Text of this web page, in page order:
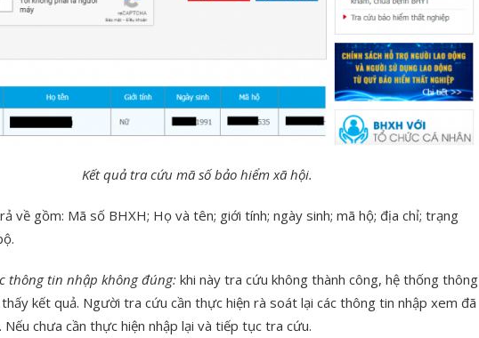
Kết quả tra cứu mã số bảo hiểm xã hội.
về gồm: Mã số BHXH; Họ và tên; giới tính; ngày sinh; mã hộ; địa chỉ; trạng
thông tin nhập không đúng:khi này tra cứu không thành công, hệ thống thông
kết quả. Người tra cứu cần thực hiện rà soát lại các thông tin nhập xem đã
Nếu chưa cần thực hiện nhập lại và tiếp tục tra cứu.